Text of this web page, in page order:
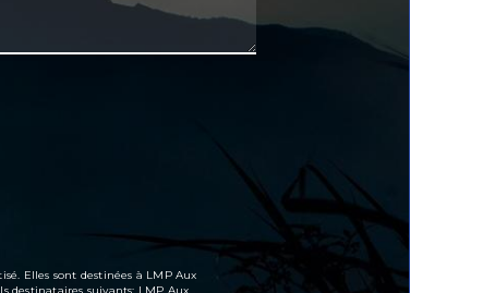
Elles sont destinées à LMP Aux